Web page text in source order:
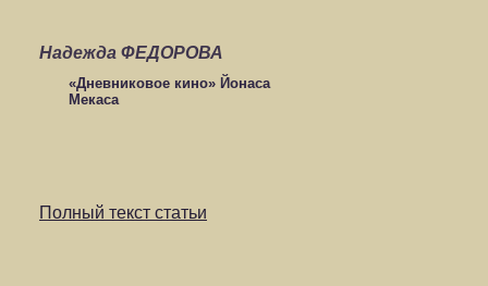
Надежда ФЕДОРОВА
«Дневниковое кино» Йонаса
Мекаса
Полный текст статьи